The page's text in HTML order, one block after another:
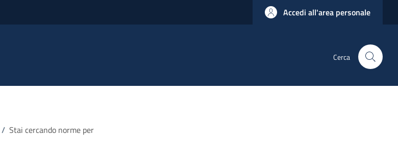
Accedi all'area personale
Cerca
/ Stai cercando norme per